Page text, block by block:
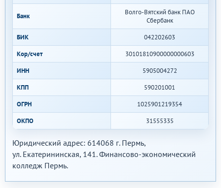
Банк
Волго-Вятский банк ПАО
Сбербанк
БИК
042202603
Кор/счет
30101810900000000603
ИНН
5905004272
КПП
590201001
ОГРН
1025901219354
ОКПО
31555335
Юридический адрес: 614068 г. Пермь,
ул. Екатерининская, 141. Финансово-экономический
колледж Пермь.